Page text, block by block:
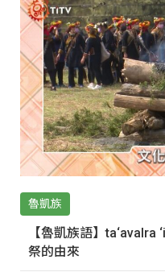
魯凱族
【魯凱族語】
祭的由來